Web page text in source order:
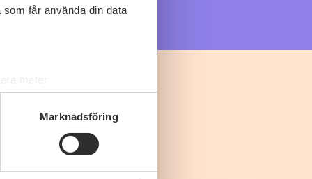
får använda din data
. Du kan ändra
Marknadsföring